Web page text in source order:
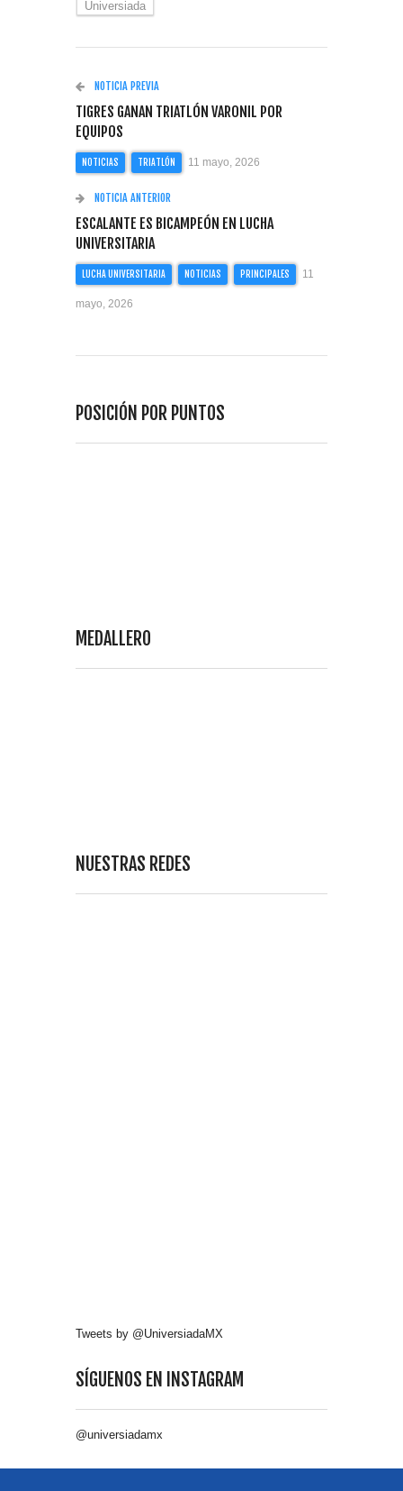
Universiada
NOTICIA PREVIA
TIGRES GANAN TRIATLÓN VARONIL POR
EQUIPOS
NOTICIAS TRIATLÓN 11 mayo, 2026
NOTICIA ANTERIOR
ESCALANTE ES BICAMPEÓN EN LUCHA
UNIVERSITARIA
LUCHA UNIVERSITARIA NOTICIAS PRINCIPALES 11
mayo, 2026
POSICIÓN POR PUNTOS
MEDALLERO
NUESTRAS REDES
Tweets by @UniversiadaMX
SÍGUENOS EN INSTAGRAM
@universiadamx